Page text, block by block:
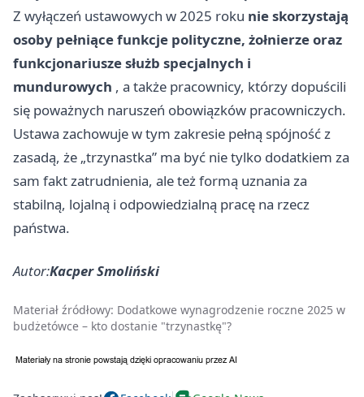
Z wyłączeń ustawowych w 2025 roku nie skorzystają
osoby pełniące funkcje polityczne, żołnierze oraz
funkcjonariusze służb specjalnych i
mundurowych , a także pracownicy, którzy dopuścili
się poważnych naruszeń obowiązków pracowniczych.
Ustawa zachowuje w tym zakresie pełną spójność z
zasadą, że „trzynastka” ma być nie tylko dodatkiem za
sam fakt zatrudnienia, ale też formą uznania za
stabilną, lojalną i odpowiedzialną pracę na rzecz
państwa.
Autor:Kacper Smoliński
Materiał źródłowy: Dodatkowe wynagrodzenie roczne 2025 w
budżetówce – kto dostanie "trzynastkę"?